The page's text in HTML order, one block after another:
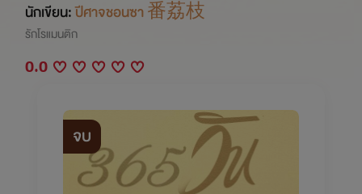
นักเขียน:ปีศาจชอนซา 番荔枝
รักโรแมนติก
0.0
จบ